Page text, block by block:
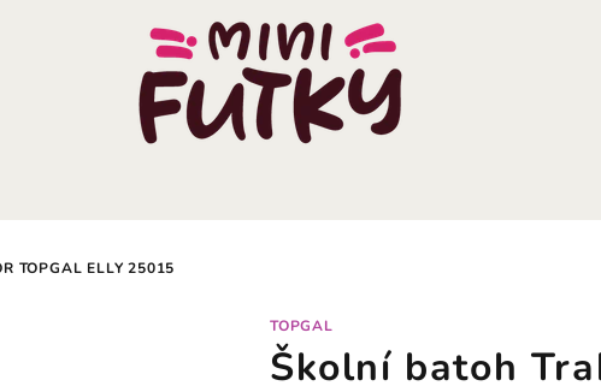
TOPGAL ELLY 25015
TOPGAL
Školní batoh